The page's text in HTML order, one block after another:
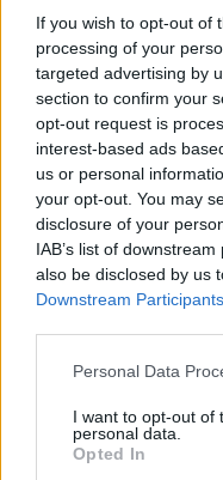
If you wish to opt-out of
processing of your
targeted advertising by
section to confirm your
opt-out request is
interest-based ads
us or personal
your opt-out. You may
disclosure of your
IAB’s list of
also be disclosed by us
Downstream Participants
Please note that this
not limited to your visit
grant or deny consent
use your data for below
Personal Data
I want to opt-out of
personal data.
Opted In
ΕΛΛΑΔΑ
ανάπλασή της –
7/08/2026 - 10:43μμ